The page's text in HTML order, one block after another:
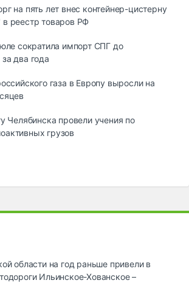
на пять лет внес контейнер-цистерну
реестр товаров РФ
сократила импорт СПГ до
два года
газа в Европу выросли на
Челябинска провели учения по
грузов
области на год раньше привели в
Ильинское-Хованское –